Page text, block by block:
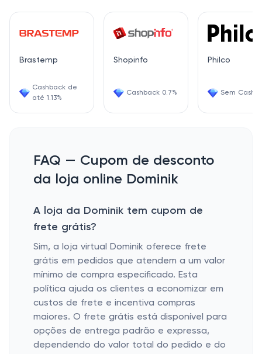
Brastemp
Cashback de
até 1.13%
Shopinfo
Cashback 0.7%
Philco
Sem
FAQ — Cupom de desconto
da loja online Dominik
A loja da Dominik tem cupom de
frete grátis?
Sim, a loja virtual Dominik oferece frete
grátis em pedidos que atendem a um valor
mínimo de compra especificado. Esta
política ajuda os clientes a economizar em
custos de frete e incentiva compras
maiores. O frete grátis está disponível para
opções de entrega padrão e expressa,
dependendo do valor total do pedido e do